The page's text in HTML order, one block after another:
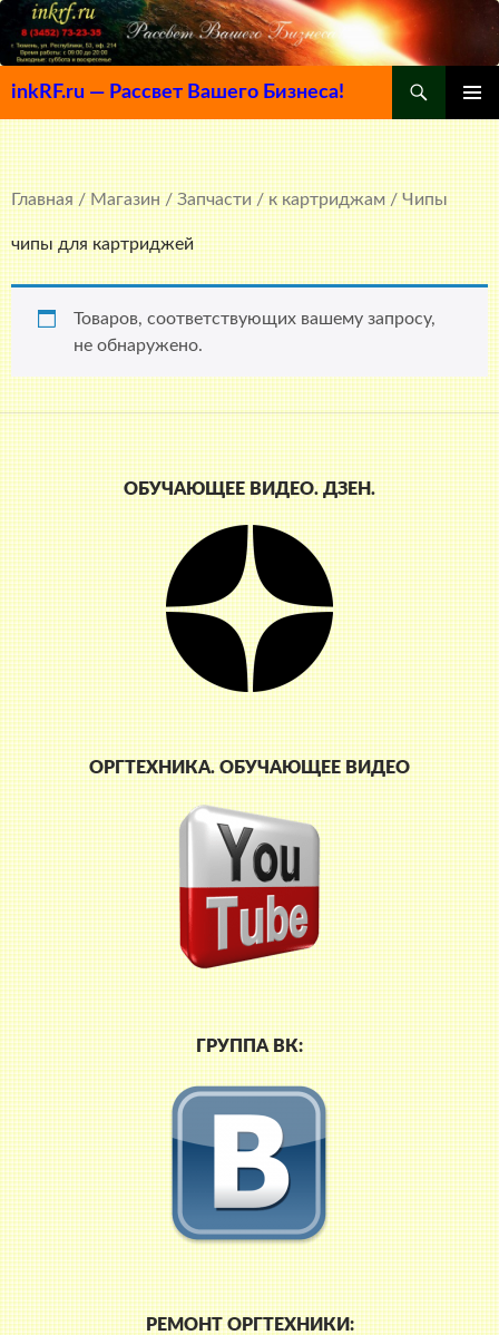
inkRF.ru — Рассвет Вашего Бизнеса!
МЕНЮ
К
СОДЕРЖИМОМУ
Главная/Магазин/Запчасти/к картриджам/ Чипы
чипы для картриджей
Товаров, соответствующих вашему запросу,
не обнаружено.
ОБУЧАЮЩЕЕ ВИДЕО. ДЗЕН.
ОРГТЕХНИКА. ОБУЧАЮЩЕЕ ВИДЕО
ГРУППА ВК:
РЕМОНТ ОРГТЕХНИКИ: